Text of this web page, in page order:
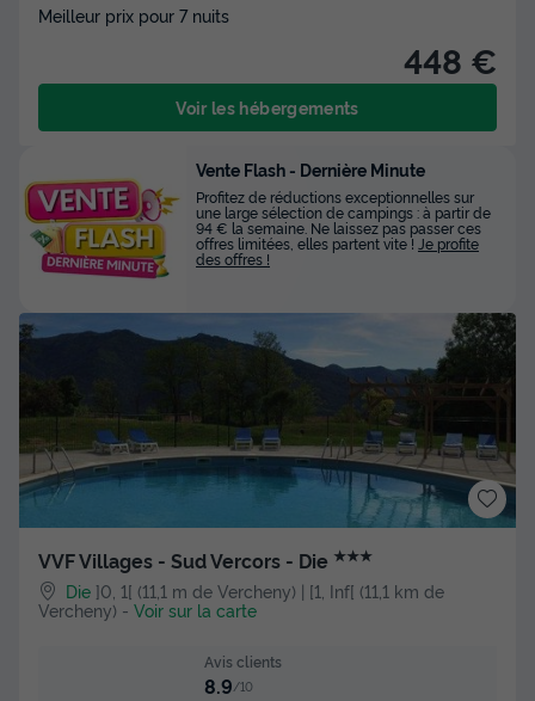
Meilleur prix pour 7 nuits
448 €
Voir les hébergements
VVF Villages - Sud Vercors - Die ★★★
Die ]0, 1[ (11,1 m de Vercheny) | [1, Inf[ (11,1 km de
Vercheny) - Voir sur la carte
Avis clients
8.9/10
Vente Flash - Dernière Minute
Profitez de réductions exceptionnelles sur
une large sélection de campings : à partir de
94 € la semaine. Ne laissez pas passer ces
offres limitées, elles partent vite ! Je profite
des offres !